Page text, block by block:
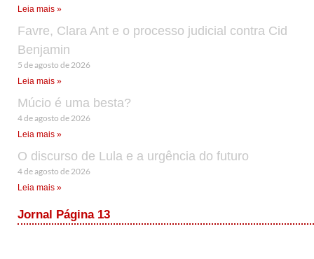
Leia mais »
Favre, Clara Ant e o processo judicial contra Cid
Benjamin
5 de agosto de 2026
Leia mais »
Múcio é uma besta?
4 de agosto de 2026
Leia mais »
O discurso de Lula e a urgência do futuro
4 de agosto de 2026
Leia mais »
Jornal Página 13